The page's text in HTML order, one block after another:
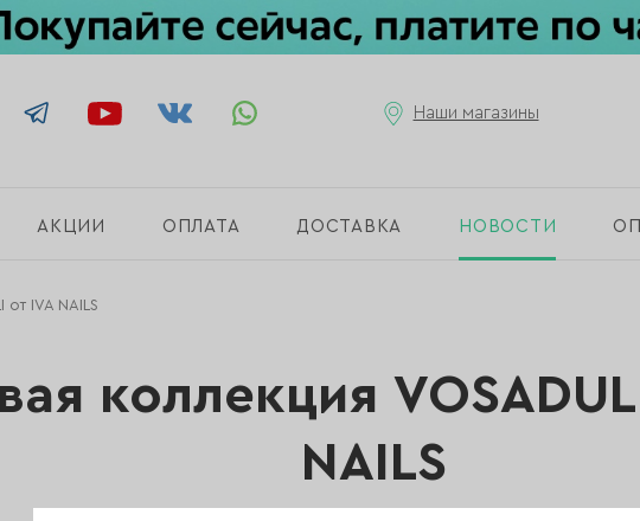
Наши магазины
АКЦИИ ОПЛАТА ДОСТАВКА НОВОСТИ
IVA NAILS
коллекция
NAILS